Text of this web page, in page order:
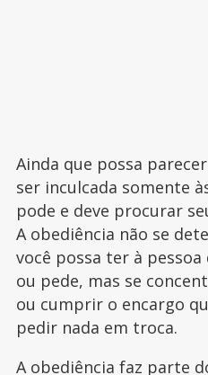
Ainda que possa
ser inculcada somente
pode e deve procurar
A obediência não se
você possa ter à
ou pede, mas se
ou cumprir o encargo
pedir nada em troca.
A obediência faz parte